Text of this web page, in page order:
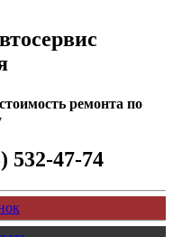
ремонта по
532-47-74